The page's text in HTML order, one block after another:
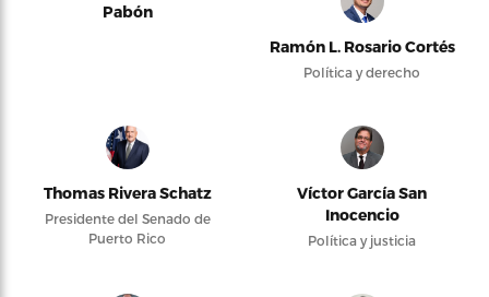
Pabón
Ramón L. Rosario Cortés
Política y derecho
Thomas Rivera Schatz
Presidente del Senado de
Puerto Rico
Víctor García San
Inocencio
Política y justicia